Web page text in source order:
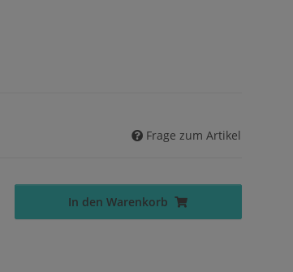
Frage zum Artikel
In den Warenkorb